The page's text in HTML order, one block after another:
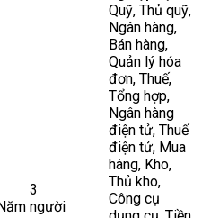
3
người
Quỹ, Thủ quỹ,
Ngân hàng,
Bán hàng,
Quản lý hóa
đơn, Thuế,
Tổng hợp,
Ngân hàng
điện tử, Thuế
điện tử, Mua
hàng, Kho,
Thủ kho,
Công cụ